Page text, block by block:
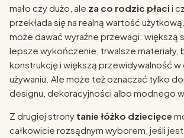
mało czy dużo, ale za co rodzic płaci i
przekłada się na realną wartość
może dawać wyraźne przewagi: większą
lepsze wykończenie, trwalsze materiały,
konstrukcję i większą przewidywalność w
używaniu. Ale może też oznaczać tylko
designu, dekoracyjności albo modnego
Z drugiej strony tanie łóżko dziecięce
całkowicie rozsądnym wyborem, jeśli